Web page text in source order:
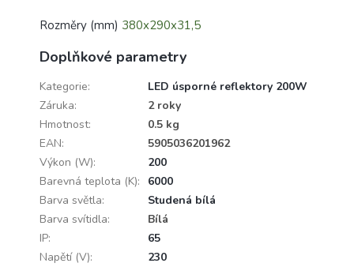
Rozměry (mm) 380x290x31,5
Doplňkové parametry
Kategorie:
LED úsporné reflektory 200W
Záruka:
2 roky
Hmotnost:
0.5 kg
EAN:
5905036201962
Výkon (W):
200
Barevná teplota (K):
6000
Barva světla:
Studená bílá
Barva svítidla:
Bílá
IP:
65
Napětí (V):
230